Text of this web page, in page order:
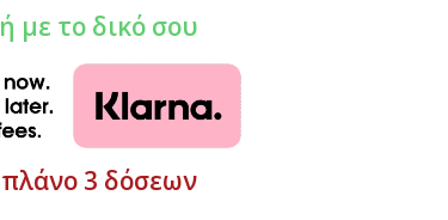
ή με το δικό σου
πλάνο 3 δόσεων